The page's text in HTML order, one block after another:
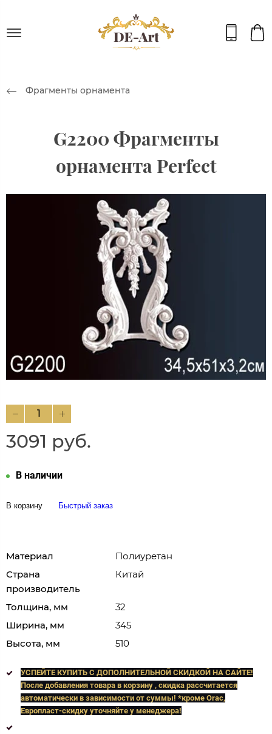
Фрагменты орнамента
G2200 Фрагменты
орнамента Perfect
3091 руб.
В наличии
В корзину Быстрый заказ
Материал
Полиуретан
Страна
производитель
Китай
Толщина, мм
32
Ширина, мм
345
Высота, мм
510
УСПЕЙТЕ КУПИТЬ C ДОПОЛНИТЕЛЬНОЙ СКИДКОЙ НА САЙТЕ!
После добавления товара в корзину , скидка рассчитается
автоматически в зависимости от суммы! *кроме Orac,
Европласт-скидку уточняйте у менеджера!